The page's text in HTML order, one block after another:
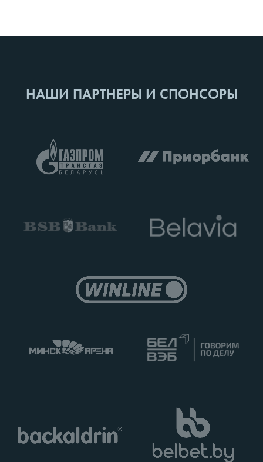
НАШИ ПАРТНЕРЫ И СПОНСОРЫ